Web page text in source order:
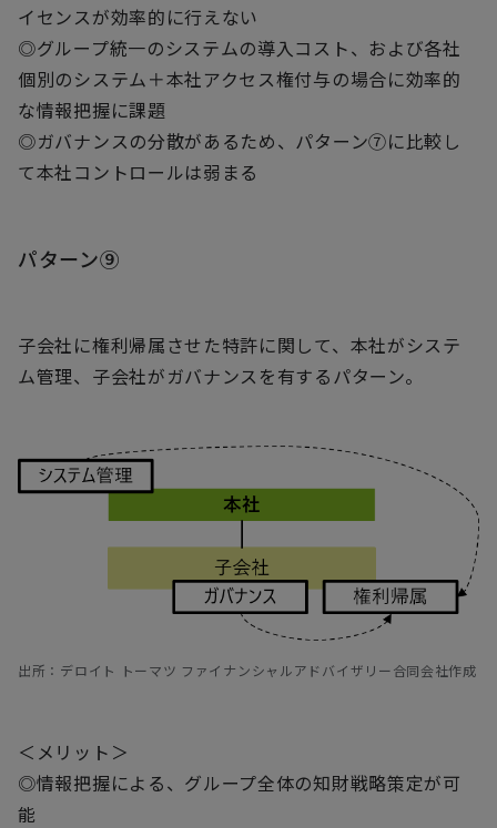
イセンスが効率的に行えない
◎グループ統一のシステムの導入コスト、および各社
個別のシステム＋本社アクセス権付与の場合に効率的
な情報把握に課題
◎ガバナンスの分散があるため、パターン⑦に比較し
て本社コントロールは弱まる
パターン⑨
子会社に権利帰属させた特許に関して、本社がシステ
ム管理、子会社がガバナンスを有するパターン。
出所：デロイト トーマツ ファイナンシャルアドバイザリー合同会社作成
＜メリット＞
◎情報把握による、グループ全体の知財戦略策定が可
能